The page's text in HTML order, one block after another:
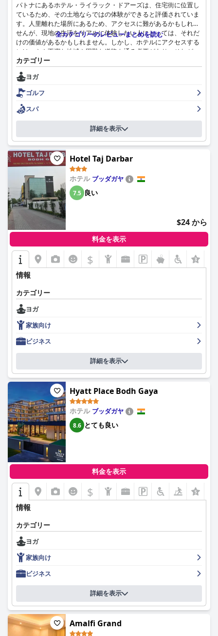
WiFiは利用可能で、時々中断することもありますが、一般的に信
頼できます。全体的な接続は、ほとんどのゲストのニーズを満た
すのに十分です。
サクラハウスのベッドは、多くの場合、快適で清潔で、柔らかい
リネンが備わっていると評価されています。ただし、一部のゲス
トは硬すぎると感じました。一部の部屋は狭く、収納スペースが
限られていますが、全体的な快適さは高く評価されています。
要約すると、サクラハウスは、ロケーションが良く、清潔でフレ
ンドリーな環境を提供しており、優れたスタッフと手頃な快適さ
が際立っており、ボドガヤを訪れる旅行者に素晴らしい価値を提
供しています。
パトナにあるホテル・ライラック・ドアーズは、住宅街に位置し
ているため、その土地ならではの体験ができると評価されていま
す。人里離れた場所にあるため、アクセスに難があるかもしれま
せんが、現地の生活をリアルに体験したい人にとっては、それだ
けの価値があるかもしれません。しかし、ホテルにアクセスする
には、やや不潔な地域や困難な道路を通る必要があり、それが一
部の旅行者にとっては敬遠される可能性があります。
このホテルは、客室に関しては概ね好意的なレビューを受けてい
ます。ほとんどのゲストは、客室が一貫して清潔で広々としてお
り、快適な環境を提供していると評価しています。一部のゲスト
からは、期待していた部屋のサイズとのずれや、時折埃や洗面所
の問題があるとの指摘がありましたが、客室の品質と清潔さに関
する肯定的なフィードバックは、全体的な体験が満足できるもの
であることを示唆しています。
清潔さに関するフィードバックは様々で、壁や寝具の汚れ、目に
見える埃などの問題を指摘するゲストもいます。それでも、清潔
で手入れの行き届いた部屋に関する肯定的なコメントは、一貫性
の改善が必要な場合でも、衛生状態を維持するための努力が行わ
れていることを示しています。全体として、改善の余地はあるも
のの、多くのゲストがホテル・ライラック・ドアーズで快適で過
ごしやすい滞在をしています。
全カテゴリーのレビューまとめを読む
カテゴリー
ヨガ
ゴルフ
スパ
詳細を表示
Hotel Taj Darbar
ホテル ブッダガヤ
7.5 良い
$24 から
料金を表示
$
情報
カテゴリー
ヨガ
家族向け
ビジネス
詳細を表示
Hyatt Place Bodh Gaya
ホテル ブッダガヤ
8.6 とても良い
料金を表示
$
情報
カテゴリー
ヨガ
家族向け
ビジネス
詳細を表示
Amalfi Grand